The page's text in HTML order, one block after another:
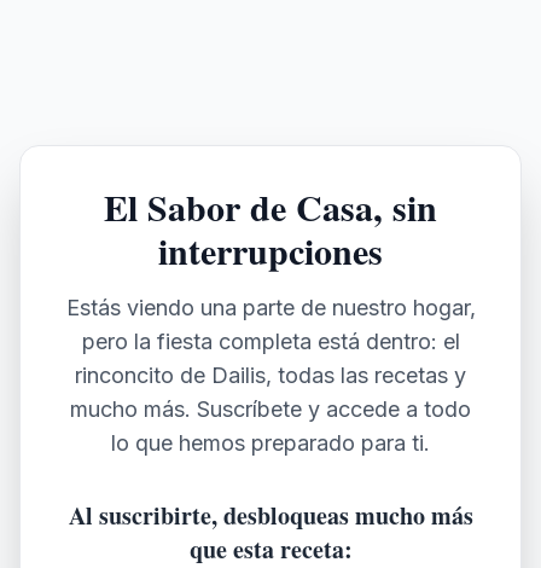
El Sabor de Casa, sin
interrupciones
Estás viendo una parte de nuestro hogar,
pero la fiesta completa está dentro: el
rinconcito de Dailis, todas las recetas y
mucho más. Suscríbete y accede a todo
lo que hemos preparado para ti.
Al suscribirte, desbloqueas mucho más
que esta receta: